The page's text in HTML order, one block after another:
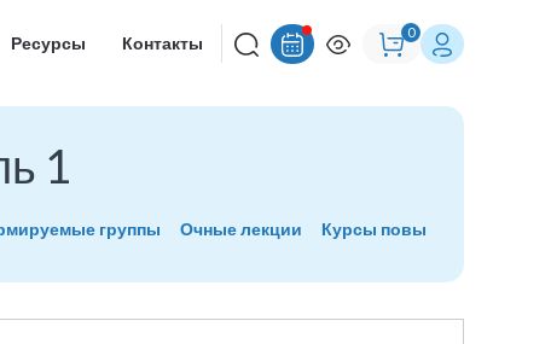
Ресурсы Контакты
0
1
группы Очные лекции Курсы повышения